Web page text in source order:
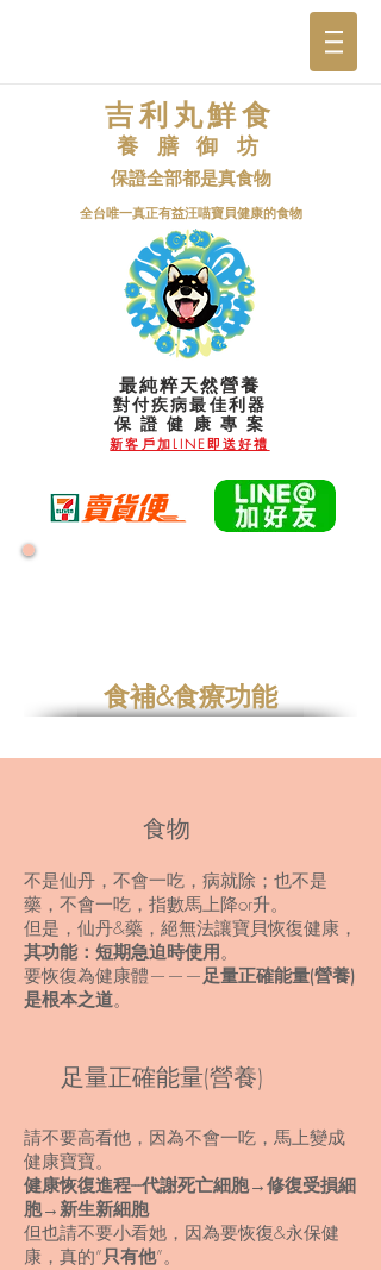
吉利丸鮮食
養 膳 御 坊
保證全部都是真食物
​全台唯一真正有益汪喵寶貝健康的食物
最純粹天然營養
對付疾病最佳利器
​保 證 健 康 專 案
新客戶加LINE即送好禮
食補&食療功能
​食物
不是仙丹，不會一吃，病就除；也不是
藥，不會一吃，指數馬上降or升。
但是，仙丹&藥，絕無法讓寶貝恢復健康，
其功能：短期急迫時使用。
要恢復為健康體———足量正確能量(營養)
是根本之道。
足量正確能量(營養)
請不要高看他，因為不會一吃，馬上變成
健康寶寶。
健康恢復進程---代謝死亡細胞→修復受損細
胞→新生新細胞
但也請不要小看她，因為要恢復&永保健
康，真的”只有他”。